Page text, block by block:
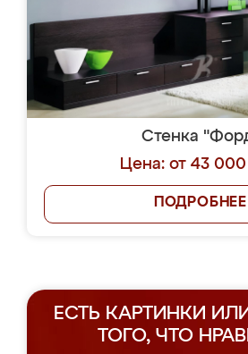
Стенка
Цена: от 43 000
ПОДРОБНЕЕ
ЕСТЬ КАРТИНКИ
ТОГО, ЧТО